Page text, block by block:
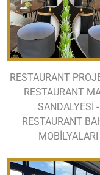
RESTAURANT
RESTAURANT
SANDALYESİ -
RESTAURANT
MOBİLYALARI